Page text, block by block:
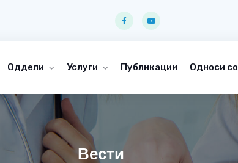
Оддели Услуги Публикации Односи
Вести